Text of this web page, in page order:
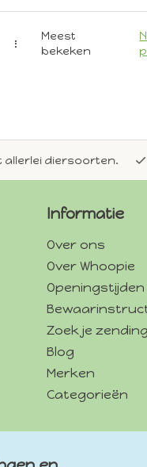
Meest
bekeken
Altijd
Informatie
Over ons
Over Whoopie
Openingstijden
Zoek je zending
Blog
Merken
Categorieën